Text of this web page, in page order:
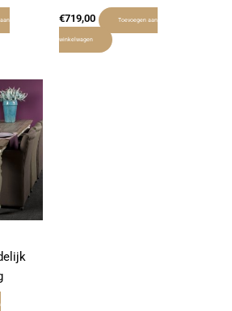
€719,00 Toevoegen aan
winkelwagen